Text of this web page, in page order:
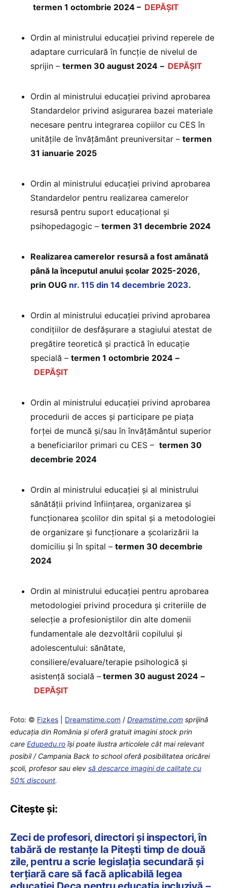
termen 1 octombrie 2024 – DEPĂȘIT
Ordin al ministrului educației privind reperele de
adaptare curriculară în funcție de nivelul de
sprijin – termen 30 august 2024 – DEPĂȘIT
Ordin al ministrului educației privind aprobarea
Standardelor privind asigurarea bazei materiale
necesare pentru integrarea copiilor cu CES în
unitățile de învățământ preuniversitar – termen
31 ianuarie 2025
Ordin al ministrului educației privind aprobarea
Standardelor pentru realizarea camerelor
resursă pentru suport educațional și
psihopedagogic – termen 31 decembrie 2024
Realizarea camerelor resursă a fost amânată
până la începutul anului școlar 2025-2026,
prin OUG nr. 115 din 14 decembrie 2023.
Ordin al ministrului educației privind aprobarea
condițiilor de desfășurare a stagiului atestat de
pregătire teoretică și practică în educație
specială – termen 1 octombrie 2024 –
DEPĂȘIT
Ordin al ministrului educației privind aprobarea
procedurii de acces și participare pe piața
forței de muncă și/sau în învățământul superior
a beneficiarilor primari cu CES – termen 30
decembrie 2024
Ordin al ministrului educației și al ministrului
sănătății privind înființarea, organizarea și
funcționarea școlilor din spital și a metodologiei
de organizare și funcționare a școlarizării la
domiciliu și în spital – termen 30 decembrie
2024
Ordin al ministrului educației pentru aprobarea
metodologiei privind procedura și criteriile de
selecție a profesioniștilor din alte domenii
fundamentale ale dezvoltării copilului și
adolescentului: sănătate,
consiliere/evaluare/terapie psihologică și
asistență socială – termen 30 august 2024 –
DEPĂȘIT
Foto: © Fizkes Dreamstime.com / Dreamstime.com sprijină
educaţia din România şi oferă gratuit imagini stock prin
care Edupedu.ro îşi poate ilustra articolele cât mai relevant
posibil / Campania Back to school oferă posibilitatea oricărei
școli, profesor sau elev să descarce imagini de calitate cu
50% discount.
Citește și:
Zeci de profesori, directori și inspectori, în
tabără de restanțe la Pitești timp de două
zile, pentru a scrie legislația secundară și
terțiară care să facă aplicabilă legea